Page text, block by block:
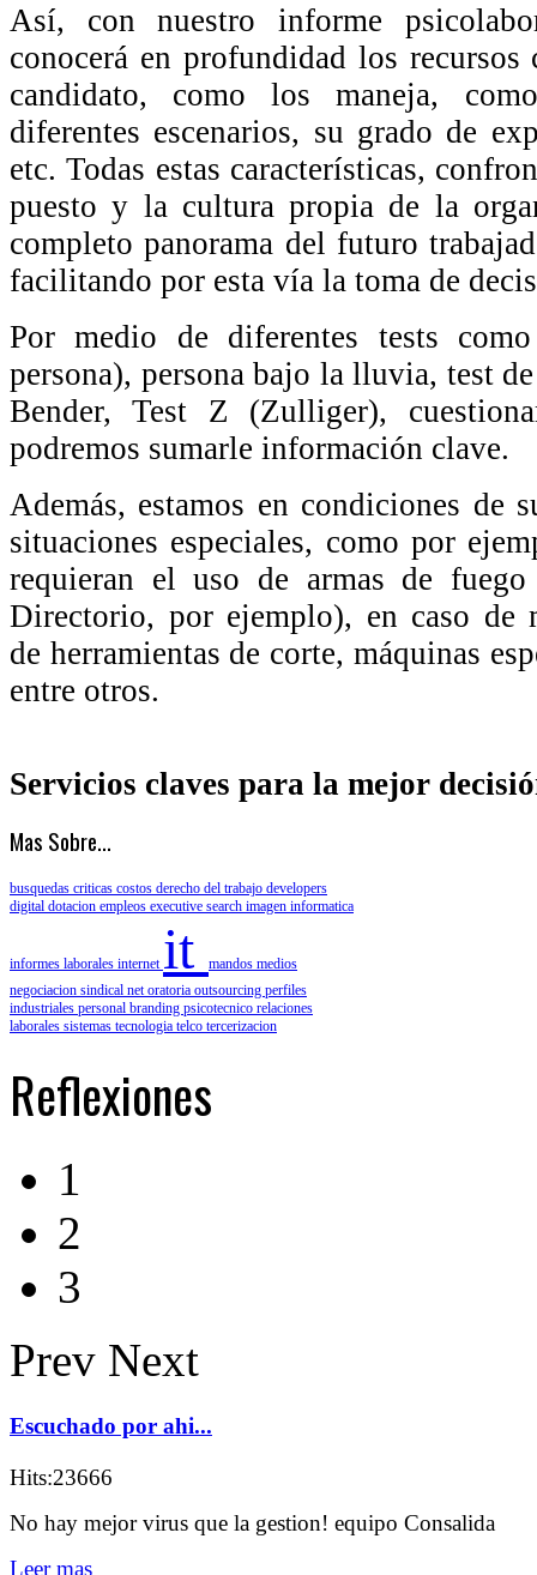
Así, con nuestro informe
conocerá en profundidad los
candidato, como los maneja,
diferentes escenarios, su grado de
etc. Todas estas características,
puesto y la cultura propia de la
completo panorama del futuro
facilitando por esta vía la toma de
Por medio de diferentes tests
persona), persona bajo la lluvia, test
Bender, Test Z (Zulliger),
podremos sumarle información clave.
Además, estamos en condiciones de
situaciones especiales, como por
requieran el uso de armas de
Directorio, por ejemplo), en caso de
de herramientas de corte, máquinas
entre otros.
Servicios claves para la mejor
Mas Sobre...
busquedas criticas costos derecho del trabajo developers
digital dotacion empleos executive search imagen informatica
informes laborales internet it
mandos medios
negociacion sindical netoratoria outsourcing perfiles
industriales personal branding psicotecnico relaciones
laborales sistemas tecnologia telco tercerizacion
Reflexiones
1
2
3
Prev Next
Escuchado por ahi...
Hits:23666
No hay mejor virus que la gestion! equipo Consalida
Leer mas